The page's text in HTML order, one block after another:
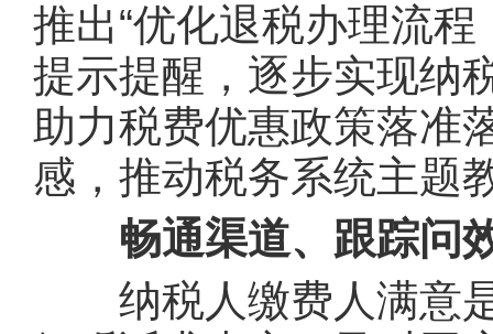
推出“优化退税办理流
提示提醒，逐步实现纳
助力税费优惠政策落准
感，推动税务系统主题
畅通渠道、跟踪问
纳税人缴费人满意是